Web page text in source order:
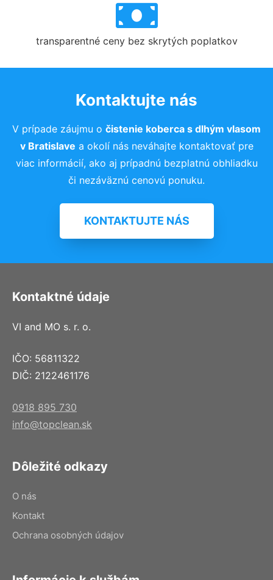
transparentné ceny bez skrytých poplatkov
Kontaktujte nás
V prípade záujmu o čistenie koberca s dlhým vlasom
v Bratislave a okolí nás neváhajte kontaktovať pre
viac informácií, ako aj prípadnú bezplatnú obhliadku
či nezáväznú cenovú ponuku.
KONTAKTUJTE NÁS
Kontaktné údaje
VI and MO s. r. o.
IČO: 56811322
DIČ: 2122461176
0918 895 730
info@topclean.sk
Dôležité odkazy
O nás
Kontakt
Ochrana osobných údajov